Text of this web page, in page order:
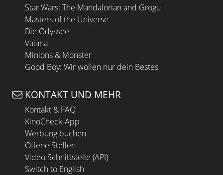
Star Wars: The Mandalorian and Grogu
Masters of the Universe
Die Odyssee
Vaiana
Minions & Monster
Good Boy: Wir wollen nur dein Bestes
KONTAKT UND MEHR
Kontakt & FAQ
KinoCheck-App
Werbung buchen
Offene Stellen
Video Schnittstelle (API)
Switch to English